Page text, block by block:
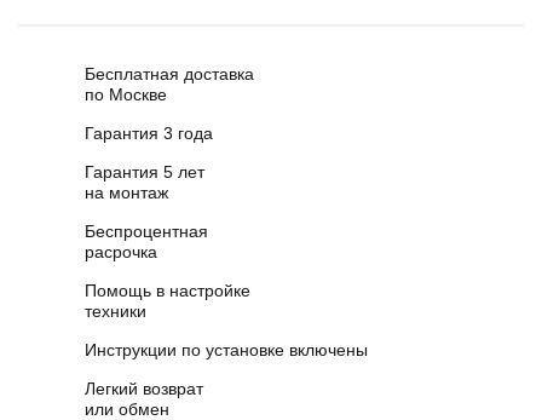
Бесплатная доставка
по Москве
Гарантия 3 года
Гарантия 5 лет
на монтаж
Беспроцентная
расрочка
Помощь в настройке
техники
Инструкции по установке включены
Легкий возврат
или обмен